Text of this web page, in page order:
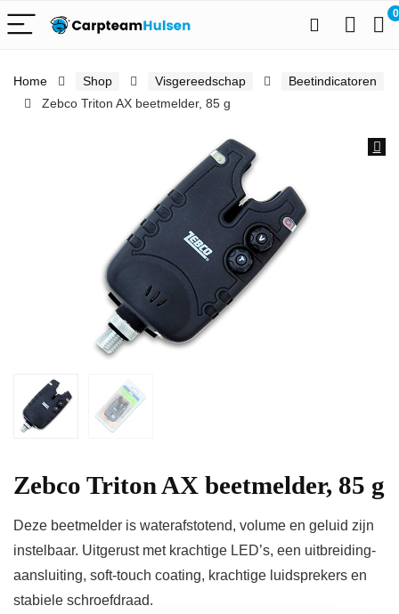
0
Home Shop Visgereedschap
Beetindicatoren
Zebco Triton AX beetmelder, 85 g
Zebco Triton AX beetmelder, 85 g
Deze beetmelder is waterafstotend, volume en geluid zijn
instelbaar. Uitgerust met krachtige LED’s, een uitbreiding-
aansluiting, soft-touch coating, krachtige luidsprekers en
stabiele schroefdraad.